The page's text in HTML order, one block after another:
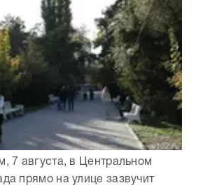
7 августа, в Центральном
прямо на улице зазвучит